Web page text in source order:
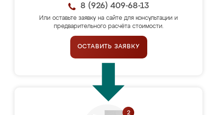
8 (926) 409-68-13
Или оставьте заявку на сайте для консультации и
предварительного расчёта стоимости.
ОСТАВИТЬ ЗАЯВКУ